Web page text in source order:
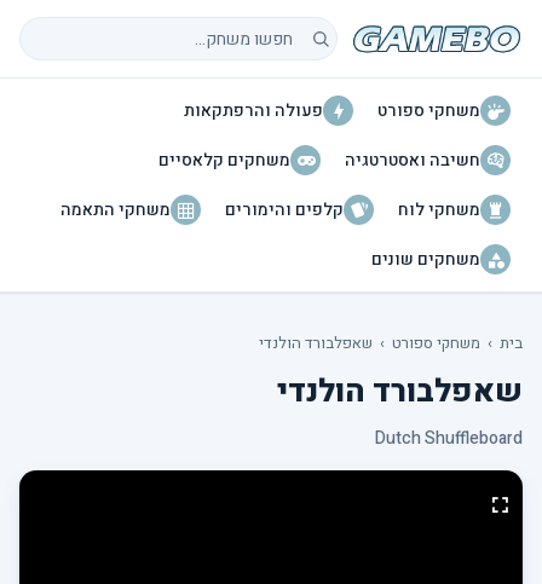
חיפוש משחקים
משחקי ספורט
פעולה והרפתקאות
חשיבה ואסטרטגיה
משחקים קלאסיים
משחקי לוח
קלפים והימורים
משחקי התאמה
משחקים שונים
בית › משחקי ספורט › שאפלבורד הולנדי
שאפלבורד הולנדי
Dutch Shuffleboard